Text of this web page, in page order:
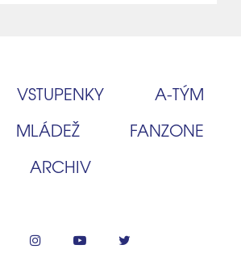
VSTUPENKY
A‑TÝM
MLÁDEŽ
FANZONE
ARCHIV